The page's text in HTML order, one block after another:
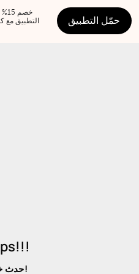
حمّل التطبيق
حدث خطأ ما!